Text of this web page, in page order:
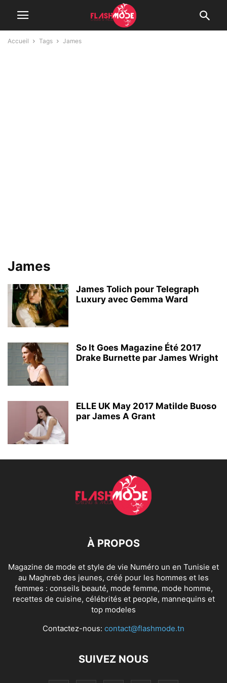
Accueil Tags James
James
James Tolich pour Telegraph
Luxury avec Gemma Ward
So It Goes Magazine Été 2017
Drake Burnette par James Wright
ELLE UK May 2017 Matilde Buoso
par James A Grant
À PROPOS
Magazine de mode et style de vie Numéro un en Tunisie et
au Maghreb des jeunes, créé pour les hommes et les
femmes : conseils beauté, mode femme, mode homme,
recettes de cuisine, célébrités et people, mannequins et
top modeles
Contactez-nous: contact@flashmode.tn
SUIVEZ NOUS